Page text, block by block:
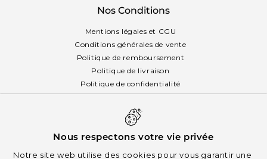
Nos Conditions
Mentions légales et CGU
Conditions générales de vente
Politique de remboursement
Politique de livraison
Politique de confidentialité
Politique des cookies
Français
Nous respectons votre vie privée
Notre site web utilise des cookies pour vous garantir une